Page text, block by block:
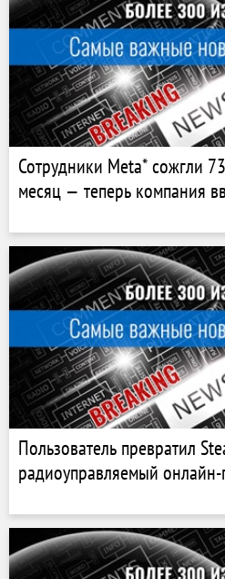
Сотрудники Meta* сожгли
месяц — теперь компания
Пользователь превратил
радиоуправляемый онлайн-